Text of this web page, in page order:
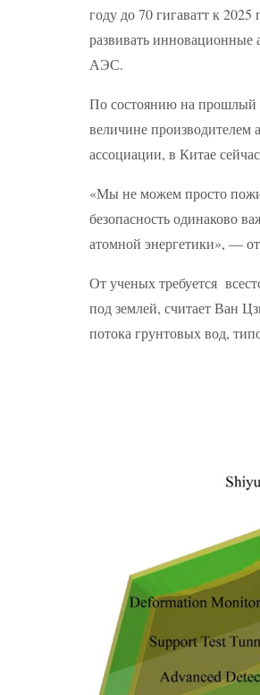
году до 70 гигаватт к
развивать инновационные
АЭС.
По состоянию на прошлый
величине
ассоциации, в Китае
«Мы не можем просто
безопасность одинаково
атомной энергетики», —
От ученых требуется
под землей, считает Ван
потока грунтовых вод,